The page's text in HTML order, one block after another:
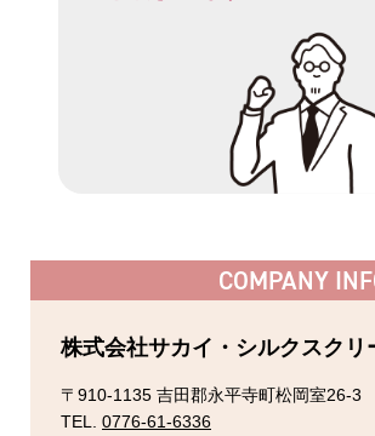
COMPANY
株式会社サカイ・シルクスクリ
〒910-1135 吉田郡永平寺町松岡室26-3
TEL. 0776-61-6336